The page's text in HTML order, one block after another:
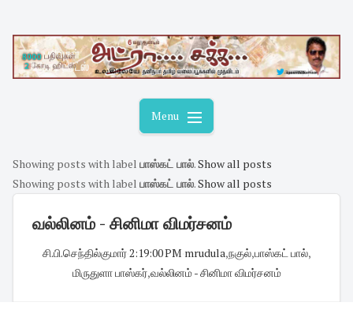
content
Menu
Showing posts with label பாஸ்கட் பால்.Show all posts
Showing posts with label பாஸ்கட் பால்.Show all posts
வல்லினம் - சினிமா விமர்சனம்
சி.பி.செந்தில்குமார்·2:19:00 PM mrudula,நகுல்,பாஸ்கட் பால்,
மிருதுளா பாஸ்கர்,வல்லினம் - சினிமா விமர்சனம்